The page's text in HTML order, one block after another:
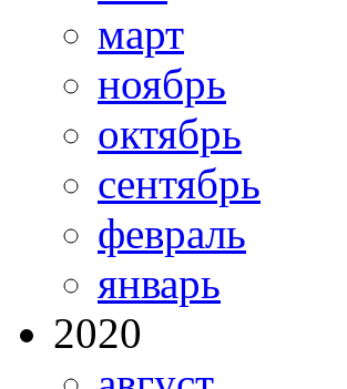
март
ноябрь
октябрь
сентябрь
февраль
январь
2020